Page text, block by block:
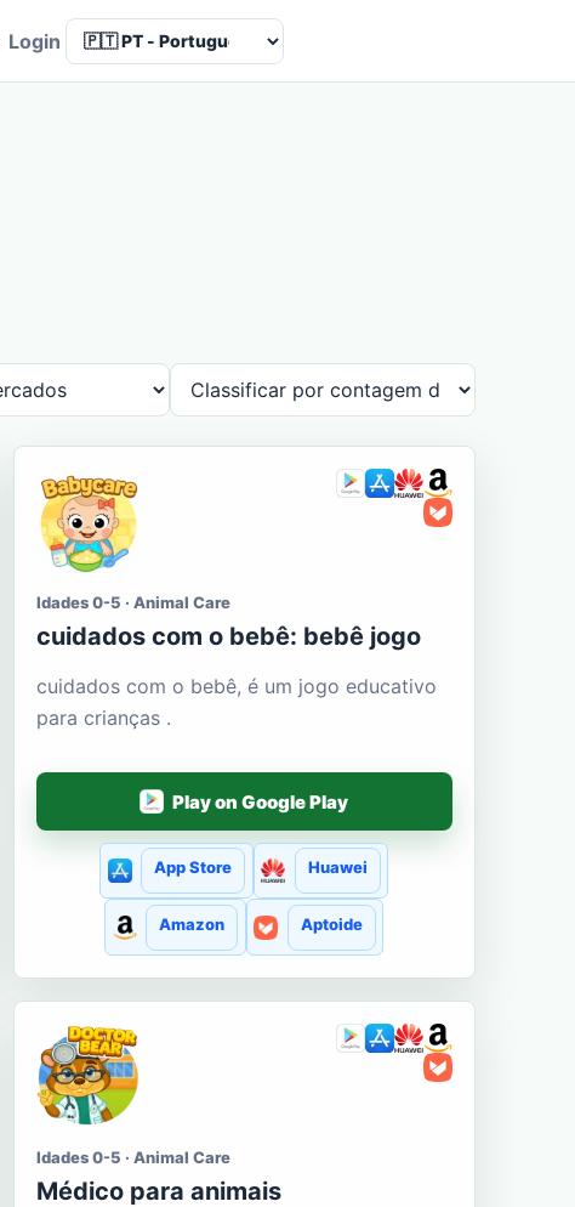
Login Language
Idades 0-5 · Animal Care
cuidados com o bebê: bebê jogo
cuidados com o bebê, é um jogo educativo
para crianças .
Play on Google Play
App Store Huawei
Amazon Aptoide
Idades 0-5 · Animal Care
Médico para animais